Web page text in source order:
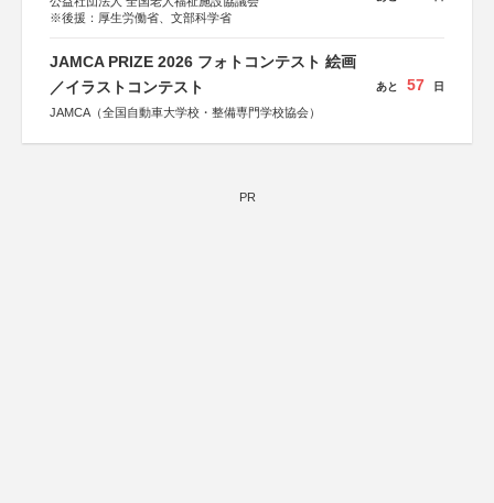
※後援：厚生労働省、文部科学省
JAMCA PRIZE 2026 フォトコンテスト 絵画
／イラストコンテスト
JAMCA（全国自動車大学校・整備専門学校協会）
あと 57 日
PR